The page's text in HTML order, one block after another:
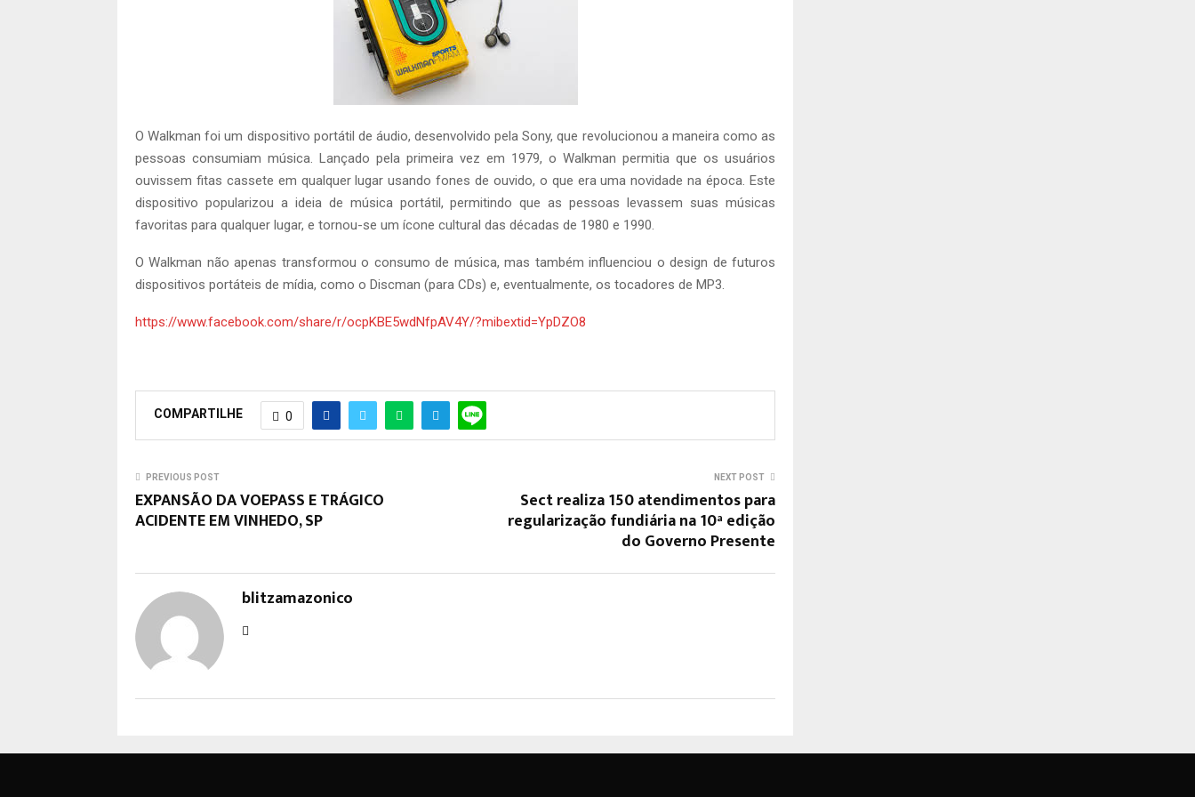
O Walkman foi um dispositivo portátil de áudio, desenvolvido pela Sony, que revolucionou a maneira como as
pessoas consumiam música. Lançado pela primeira vez em 1979, o Walkman permitia que os usuários
ouvissem fitas cassete em qualquer lugar usando fones de ouvido, o que era uma novidade na época. Este
dispositivo popularizou a ideia de música portátil, permitindo que as pessoas levassem suas músicas
favoritas para qualquer lugar, e tornou-se um ícone cultural das décadas de 1980 e 1990.
O Walkman não apenas transformou o consumo de música, mas também influenciou o design de futuros
dispositivos portáteis de mídia, como o Discman (para CDs) e, eventualmente, os tocadores de MP3.
https://www.facebook.com/share/r/ocpKBE5wdNfpAV4Y/?mibextid=YpDZO8
COMPARTILHE 0
PREVIOUS POST
EXPANSÃO DA VOEPASS E TRÁGICO
ACIDENTE EM VINHEDO, SP
NEXT POST
Sect realiza 150 atendimentos para
regularização fundiária na 10ª edição
do Governo Presente
blitzamazonico